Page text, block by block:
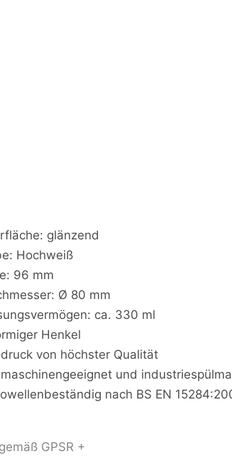
glänzend
Hochweiß
96 mm
Ø 80 mm
ca. 330 ml
Henkel
von höchster Qualität
und
nach BS EN
GPSR +